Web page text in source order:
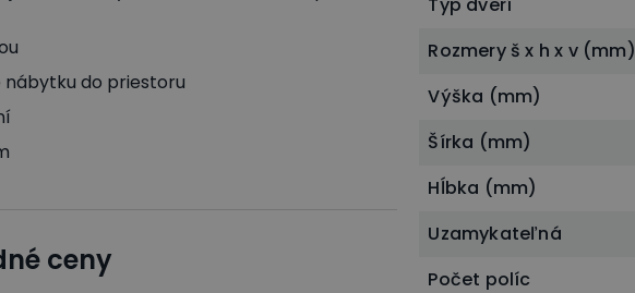
do priestoru
ceny
Rozmery š x h x v (mm)
Výška (mm)
Šírka (mm)
Hĺbka (mm)
Uzamykateľná
Počet políc